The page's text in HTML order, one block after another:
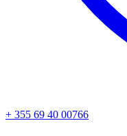
+ 355 69 40 00766